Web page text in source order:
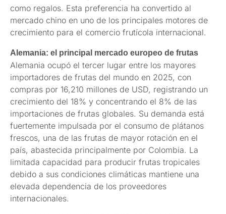
como regalos. Esta preferencia ha convertido al
mercado chino en uno de los principales motores de
crecimiento para el comercio frutícola internacional.
Alemania: el principal mercado europeo de frutas
Alemania ocupó el tercer lugar entre los mayores
importadores de frutas del mundo en 2025, con
compras por 16,210 millones de USD, registrando un
crecimiento del 18% y concentrando el 8% de las
importaciones de frutas globales. Su demanda está
fuertemente impulsada por el consumo de plátanos
frescos, una de las frutas de mayor rotación en el
país, abastecida principalmente por Colombia. La
limitada capacidad para producir frutas tropicales
debido a sus condiciones climáticas mantiene una
elevada dependencia de los proveedores
internacionales.